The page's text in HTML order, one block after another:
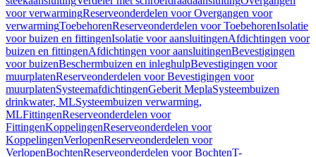
voor verwarmingReserveonderdelen voor Overgangen voor
verwarmingToebehorenReserveonderdelen voor ToebehorenIsolatie
voor buizen en fittingenIsolatie voor aansluitingenAfdichtingen voor
buizen en fittingenAfdichtingen voor aansluitingenBevestigingen
voor buizenBeschermbuizen en inleghulpBevestigingen voor
muurplatenReserveonderdelen voor Bevestigingen voor
muurplatenSysteemafdichtingenGeberit MeplaSysteembuizen
drinkwater, MLSysteembuizen verwarming,
MLFittingenReserveonderdelen voor
FittingenKoppelingenReserveonderdelen voor
KoppelingenVerlopenReserveonderdelen voor
VerlopenBochtenReserveonderdelen voor BochtenT-